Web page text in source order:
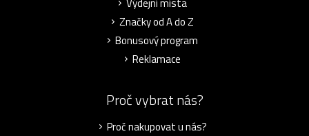
Značky od A do Z
Bonusový program
Reklamace
Proč vybrat nás?
Proč nakupovat u nás?